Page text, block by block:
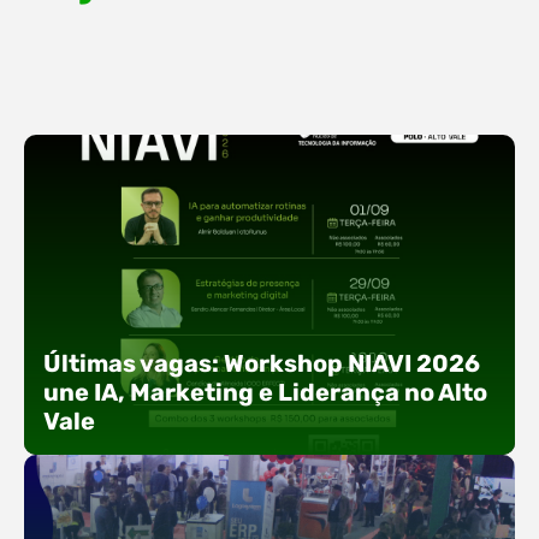
Últimas vagas: Workshop NIAVI 2026
une IA, Marketing e Liderança no Alto
Vale